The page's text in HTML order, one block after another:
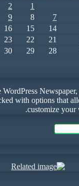
1
2
7
8
9
14
15
16
21
22
23
28
29
30
WordPress
with options that
customize your